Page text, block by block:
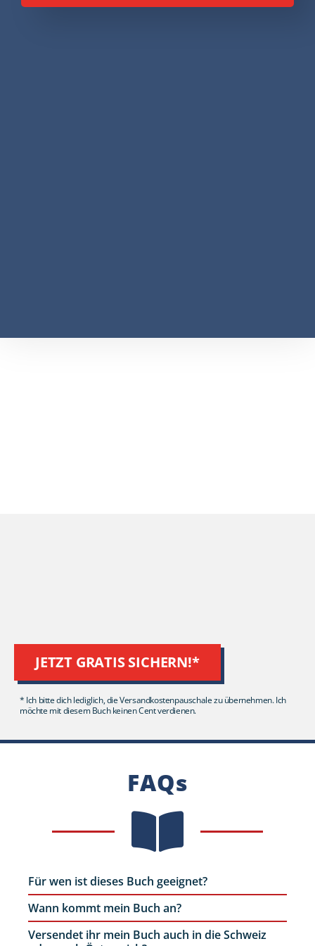
JETZT GRATIS SICHERN!*
* Ich bitte dich lediglich, die Versandkostenpauschale zu übernehmen. Ich
möchte mit diesem Buch keinen Cent verdienen.
FAQs
Für wen ist dieses Buch geeignet?
Wann kommt mein Buch an?
Versendet ihr mein Buch auch in die Schweiz